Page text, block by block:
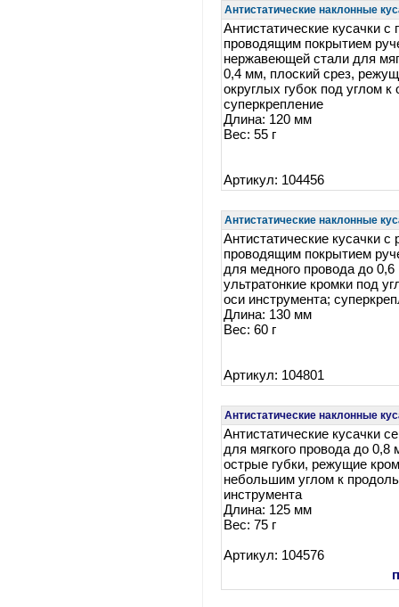
Антистатические наклонные
Антистатические кусачки с
проводящим покрытием
нержавеющей стали для
0,4 мм, плоский срез,
округлых губок под углом к
суперкрепление
Длина: 120 мм
Вес: 55 г
Артикул: 104456
Антистатические наклонные
Антистатические кусачки с
проводящим покрытием
для медного провода до
ультратонкие кромки под
оси инструмента;
Длина: 130 мм
Вес: 60 г
Артикул: 104801
Антистатические наклонные
Антистатические кусачки
для мягкого провода до 0,8
острые губки, режущие
небольшим углом к
инструмента
Длина: 125 мм
Вес: 75 г
Артикул: 104576